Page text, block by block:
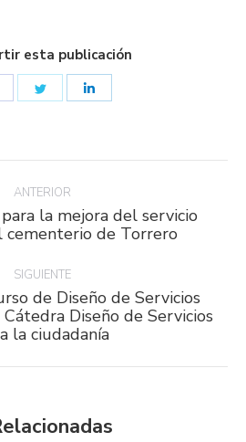
esta publicación
ANTERIOR
Publicación
anterior:
la mejora del servicio
cementerio de Torrero
SIGUIENTE
Publicación
siguiente:
de Diseño de Servicios
Diseño de Servicios
la ciudadanía